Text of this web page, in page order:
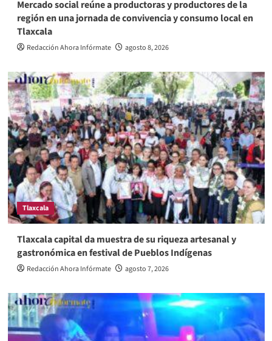
Mercado social reúne a productoras y productores de la
región en una jornada de convivencia y consumo local en
Tlaxcala
Redacción Ahora Infórmate agosto 8, 2026
Tlaxcala
Tlaxcala capital da muestra de su riqueza artesanal y
gastronómica en festival de Pueblos Indígenas
Redacción Ahora Infórmate agosto 7, 2026